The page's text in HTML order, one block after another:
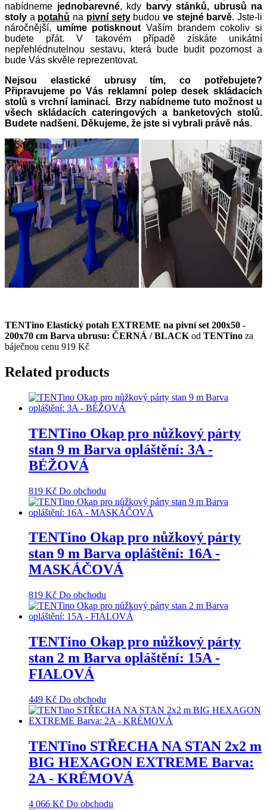
nabídneme jednobarevné, kdy
barvy stánků, ubrusů na
stoly a potahů na pivní setybudou ve stejné barvě. Jste-li
náročnější, umíme potisknout Vaším brandem cokoliv si
budete přát. V takovém případě získáte unikátní
nepřehlédnutelnou sestavu, která bude budit pozornost a
bude Vás skvěle reprezentovat.
Nejsou elastické ubrusy tím, co potřebujete?
Připravujeme po Vás reklamní polep desek skládacích
stolů s vrchní laminací. Brzy nabídneme tuto možnost u
všech skládacích cateringových a banketových stolů.
Budete nadšeni. Děkujeme, že jste si vybrali právě nás.
TENTino Elastický potah EXTREME na pivní set 200x50 -
200x70 cm Barva ubrusu: ČERNÁ / BLACK od TENTino za
báječnou cenu 919 Kč
Related products
TENTino Okap pro nůžkový párty
stan 9 m Barva opláštění: 3A -
BÉŽOVÁ
819 Kč Do obchodu
TENTino Okap pro nůžkový párty
stan 9 m Barva opláštění: 16A -
MASKÁČOVÁ
819 Kč Do obchodu
TENTino Okap pro nůžkový párty
stan 2 m Barva opláštění: 15A -
FIALOVÁ
449 Kč Do obchodu
TENTino STŘECHA NA STAN 2x2 m
BIG HEXAGON EXTREME Barva:
2A - KRÉMOVÁ
4 066 Kč Do obchodu